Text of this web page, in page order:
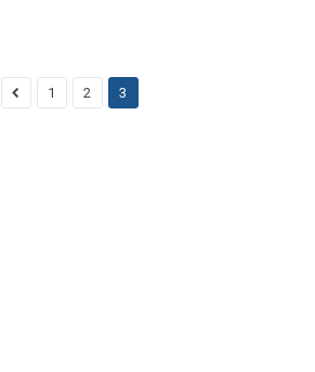
1 2 3